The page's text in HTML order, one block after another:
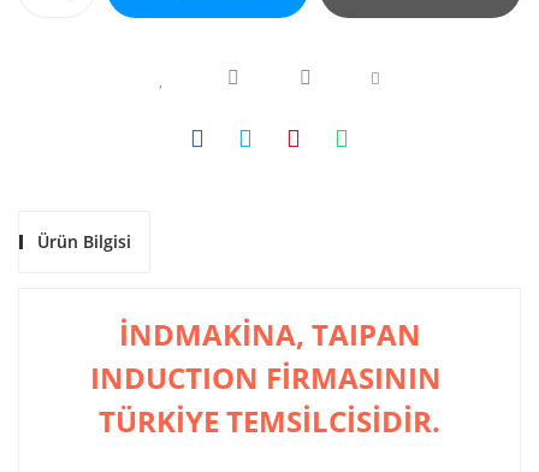
Ürün Bilgisi
İNDMAKİNA, TAIPAN
INDUCTION FİRMASININ
TÜRKİYE TEMSİLCİSİDİR.